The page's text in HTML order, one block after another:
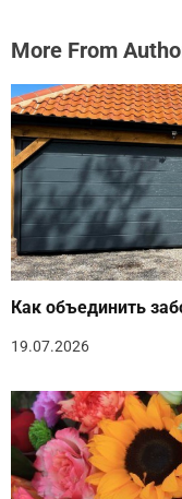
More From
Как объединить
19.07.2026